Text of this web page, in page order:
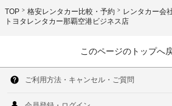
TOP 格安レンタカー比較・予約 レンタカー会
トヨタレンタカー那覇空港ビジネス店
このページのトップへ